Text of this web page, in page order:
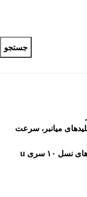
جستجو
میانبر، سرعت